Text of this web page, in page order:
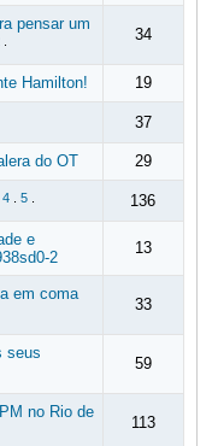
pensar um
34
Hamilton! 19
37
do OT 29
4. 5. 136
e
2
13
em coma
33
seus
59
no Rio de
113